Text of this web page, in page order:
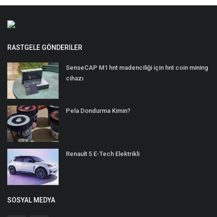
RASTGELE GÖNDERILER
SenseCAP M1 hnt madenciliği için hnt coin mining
cihazı
Pela Dondurma Kimin?
Renault 5 E-Tech Elektrikli
SOSYAL MEDYA